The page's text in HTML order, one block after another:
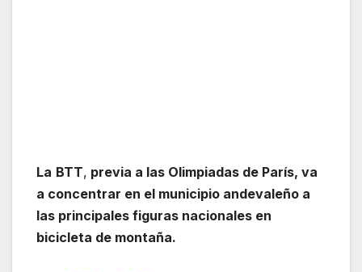
La BTT, previa a las Olimpiadas de París, va
a concentrar en el municipio andevaleño a
las principales figuras nacionales en
bicicleta de montaña.